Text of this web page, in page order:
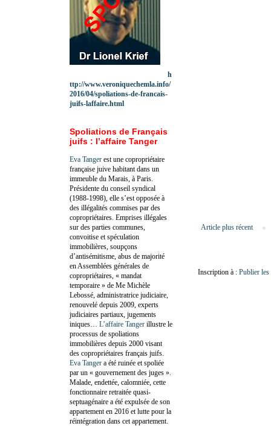
Article plus récent
Inscription à : Publier
h
ttp://www.veroniquechemla.info/
2016/04/spoliations-de-francais-
juifs-laffaire.html
Spoliations de Français
juifs : l’affaire Tanger
Eva Tanger est une copropriétaire
française juive habitant dans un
immeuble du Marais, à Paris.
Présidente du conseil syndical
(1988-1998), elle s’est opposée à
des illégalités commises par des
copropriétaires. Emprises illégales
sur des parties communes,
convoitise et spéculation
immobilières, soupçons
d’antisémitisme, abus de majorité
en Assemblées générales de
copropriétaires, « mandat
temporaire » de Me Michèle
Lebossé, administratrice judiciaire,
renouvelé depuis 2009, experts
judiciaires partiaux, jugements
iniques… L’affaire Tanger illustre le
processus de spoliations
immobilières depuis 2000 visant
des copropriétaires français juifs.
Eva Tanger a été ruinée et spoliée
par un « gouvernement des juges ».
Malade, endettée, calomniée, cette
fonctionnaire retraitée quasi-
septuagénaire a été expulsée de son
appartement en 2016 et lutte pour la
réintégration dans cet appartement.